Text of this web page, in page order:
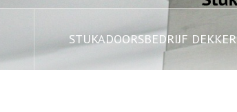
STUKADOORSBEDRIJF DEKKER